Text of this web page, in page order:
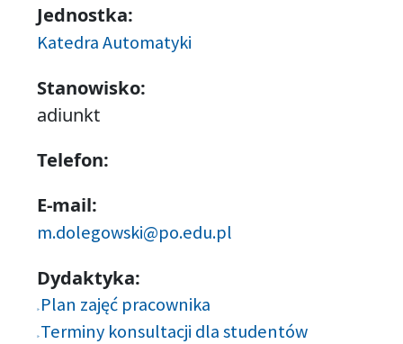
Jednostka:
Katedra Automatyki
Stanowisko:
adiunkt
Telefon:
E-mail:
m.dolegowski@po.edu.pl
Dydaktyka:
Plan zajęć pracownika
Terminy konsultacji dla studentów